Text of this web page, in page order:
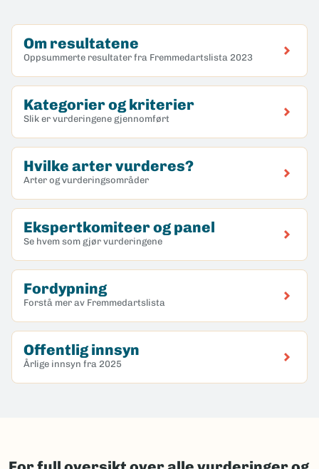
Om resultatene
Oppsummerte resultater fra Fremmedartslista 2023
Kategorier og kriterier
Slik er vurderingene gjennomført
Hvilke arter vurderes?
Arter og vurderingsområder
Ekspertkomiteer og panel
Se hvem som gjør vurderingene
Fordypning
Forstå mer av Fremmedartslista
Offentlig innsyn
Årlige innsyn fra 2025